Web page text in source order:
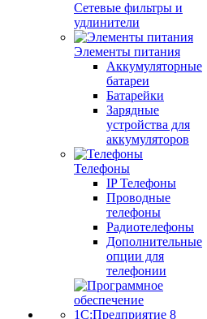
Сетевые фильтры и
удлинители
Элементы питания
Аккумуляторные
батареи
Батарейки
Зарядные
устройства для
аккумуляторов
Телефоны
IP Телефоны
Проводные
телефоны
Радиотелефоны
Дополнительные
опции для
телефонии